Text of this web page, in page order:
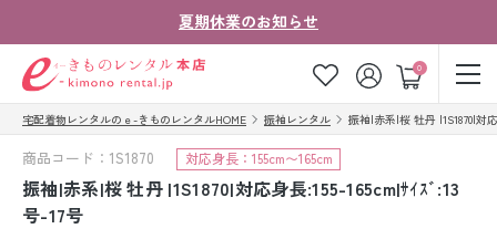
夏期休業のお知らせ
0
ゲスト
お気に入り ログイン カート
ご注文の流れ
会社案内
宅配着物レンタルのｅ-きものレンタルHOME 振袖レンタル 振袖|赤系|桜 牡丹 |1S1870|対
商品コード：1S1870 対応身長：155cm〜165cm
振袖|赤系|桜 牡丹 |1S1870|対応身長:155-165cm|ｻｲｽﾞ:13
号-17号